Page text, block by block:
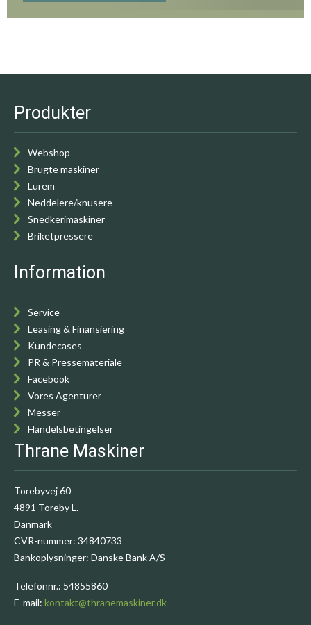
Produkter
Webshop
Brugte maskiner
Lurem
Neddelere/knusere
Snedkerimaskiner
Briketpressere
Information
Service
Leasing & Finansiering
Kundecases
PR & Pressemateriale
Facebook
Vores Agenturer
Messer
Handelsbetingelser
Thrane Maskiner
Torebyvej 60
4891 Toreby L.
Danmark
CVR-nummer: 34840733
Bankoplysninger: Danske Bank A/S
Telefonnr.: 54855860
E-mail: kontakt@thranemaskiner.dk